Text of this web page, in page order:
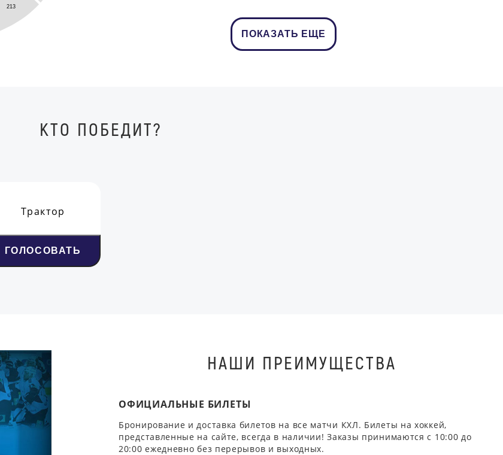
213
ПОКАЗАТЬ ЕЩЕ
КТО ПОБЕДИТ?
Трактор
ГОЛОСОВАТЬ
НАШИ ПРЕИМУЩЕСТВА
ОФИЦИАЛЬНЫЕ БИЛЕТЫ
Бронирование и доставка билетов на все матчи КХЛ. Билеты на хоккей,
представленные на сайте, всегда в наличии! Заказы принимаются с 10:00 до
20:00 ежедневно без перерывов и выходных.